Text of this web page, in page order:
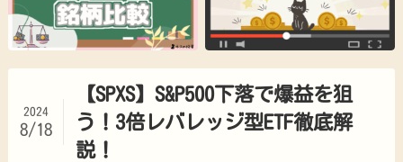
【SPXS】S&P500下落で爆益を狙
う！3倍レバレッジ型ETF徹底解
説！
2024
8/18